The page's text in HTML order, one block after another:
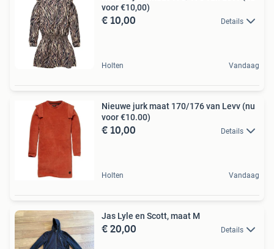
voor €10,00)
€ 10,00 Details
Holten Vandaag
Nieuwe jurk maat 170/176 van Levv (nu
voor €10.00)
€ 10,00 Details
Holten Vandaag
Jas Lyle en Scott, maat M
€ 20,00 Details